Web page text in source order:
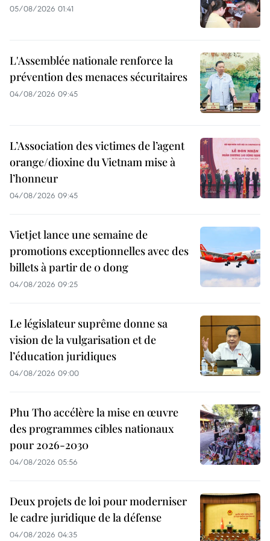
05/08/2026 01:41
L'Assemblée nationale renforce la
prévention des menaces sécuritaires
04/08/2026 09:45
L’Association des victimes de l’agent
orange/dioxine du Vietnam mise à
l’honneur
04/08/2026 09:45
Vietjet lance une semaine de
promotions exceptionnelles avec des
billets à partir de 0 dong
04/08/2026 09:25
Le législateur suprême donne sa
vision de la vulgarisation et de
l’éducation juridiques
04/08/2026 09:00
Phu Tho accélère la mise en œuvre
des programmes cibles nationaux
pour 2026-2030
04/08/2026 05:56
Deux projets de loi pour moderniser
le cadre juridique de la défense
04/08/2026 04:35